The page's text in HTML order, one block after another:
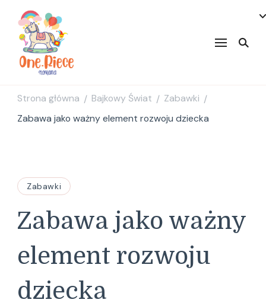
Strona główna / Bajkowy Świat / Zabawki /
Zabawa jako ważny element rozwoju dziecka
Zabawki
Zabawa jako ważny
element rozwoju
dziecka